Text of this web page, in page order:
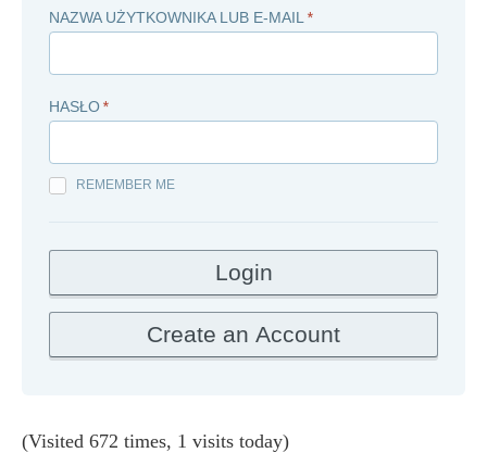
NAZWA UŻYTKOWNIKA LUB E-MAIL *
HASŁO *
REMEMBER ME
(Visited 672 times, 1 visits today)